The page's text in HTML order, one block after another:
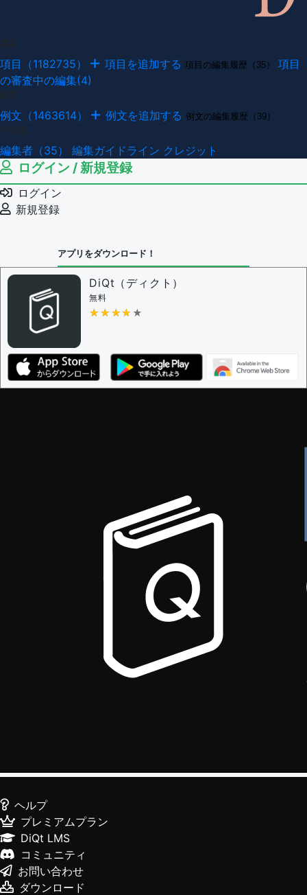
項目（1182735） 項目を追加する 項目の編集履歴（35）
項目
の審査中の編集(4)
例文（1463614） 例文を追加する 例文の編集履歴（39）
編集者（35） 編集ガイドライン クレジット
ログイン / 新規登録
ログイン
新規登録
アプリをダウンロード！
DiQt（ディクト）
無料
★★★★★
★★★★★
ヘルプ
プレミアムプラン
DiQt LMS
コミュニティ
お問い合わせ
ダウンロード